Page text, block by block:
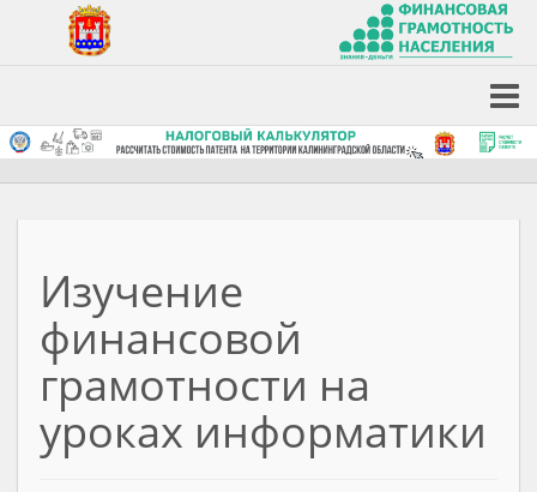
Изучение
финансовой
грамотности на
уроках информатики